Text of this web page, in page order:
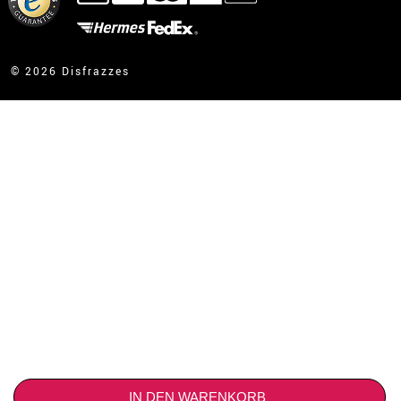
IN DEN WARENKORB
kontakt@disfrazzes.de
© 2026 Disfrazzes